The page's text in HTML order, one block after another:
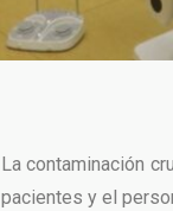
La contaminación
pacientes y el